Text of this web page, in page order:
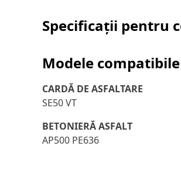
Specificații pentru
Modele
CARDĂ DE ASFALTARE
SE50 VT
BETONIERĂ ASFALT
AP500 PE636